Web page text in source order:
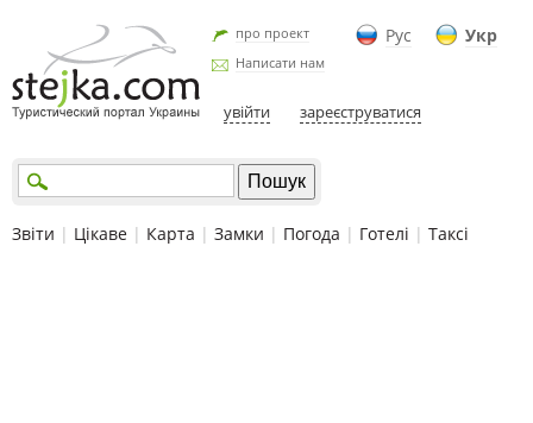
Рус Укр
про проект
Написати нам
увійти зареєструватися
Звіти | Цікаве | Карта | Замки | Погода | Готелі | Таксі